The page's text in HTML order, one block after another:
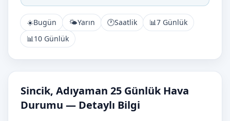
☀️Bugün 🌤️Yarın 🕐Saatlik 📊7 Günlük
📊10 Günlük
Sincik, Adıyaman 25 Günlük Hava
Durumu — Detaylı Bilgi